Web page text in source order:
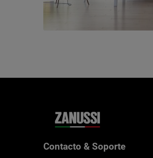
Contacto & Soporte